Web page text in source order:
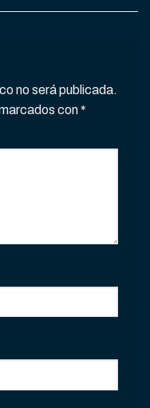
no será publicada.
con*